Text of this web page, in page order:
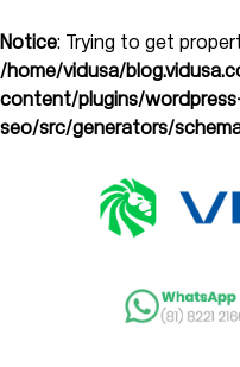
Notice: Trying to get
/home/vidusa/
content/plugins/
seo/src/generators/